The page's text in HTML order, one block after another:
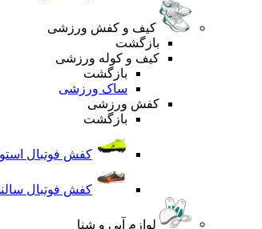
کیف و کفش ورزشی
بازگشت
کیف و کوله ورزشی
بازگشت
ساک ورزشی
کفش ورزشی
بازگشت
کفش فوتبال
کفش فوتبال
لوازم آبی و شنا